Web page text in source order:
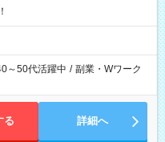
～50代活躍中 / 副業・Wワーク
る 詳細へ